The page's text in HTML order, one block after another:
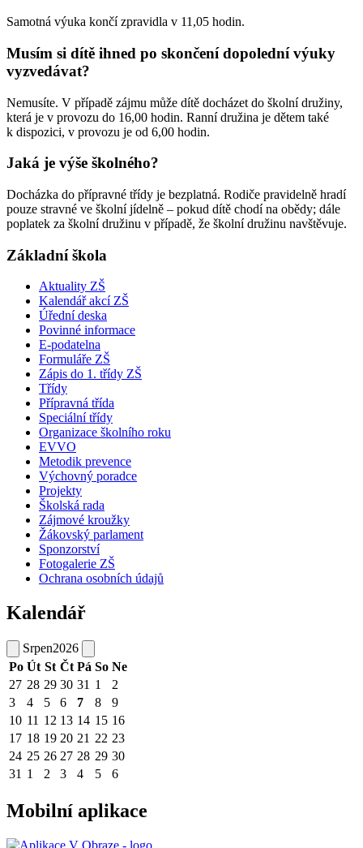
Samotná výuka končí zpravidla v 11,05 hodin.
Musím si dítě ihned po skončení dopolední výuky
vyzvedávat?
Nemusíte. V případě zájmu může dítě docházet do školní družiny,
která je v provozu do 16,00 hodin. Ranní družina je dětem také
k dispozici, v provozu je od 6,00 hodin.
Jaká je výše školného?
Docházka do přípravné třídy je bezplatná. Rodiče pravidelně hradí
pouze stravné ve školní jídelně – pokud dítě chodí na obědy; dále
poplatek za školní družinu v případě, že školní družinu navštěvuje.
Základní škola
Aktuality ZŠ
Kalendář akcí ZŠ
Úřední deska
Povinné informace
E-podatelna
Formuláře ZŠ
Zápis do 1. třídy ZŠ
Třídy
Přípravná třída
Speciální třídy
Organizace školního roku
EVVO
Metodik prevence
Výchovný poradce
Projekty
Školská rada
Zájmové kroužky
Žákovský parlament
Sponzorství
Fotogalerie ZŠ
Ochrana osobních údajů
Kalendář
Srpen2026
Po Út St Čt Pá So Ne
27 28 29 30 31 1
2
3
4 5 6 7 8
9
10 11 12 13 14 15 16
17 18 19 20 21 22 23
24 25 26 27 28 29 30
31 1 2 3 4 5 6
Mobilní aplikace